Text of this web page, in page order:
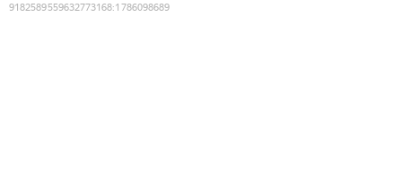
9182589559632773168:1786098689